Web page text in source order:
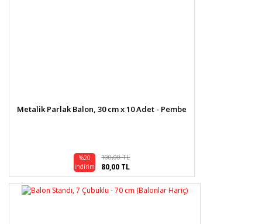
Metalik Parlak Balon, 30 cm x 10 Adet - Pembe
%20
indirim
100,00 TL
80,00 TL